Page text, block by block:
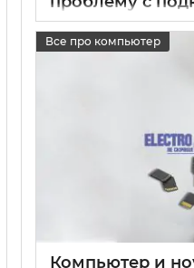
Все про компьютер
Компьютер и